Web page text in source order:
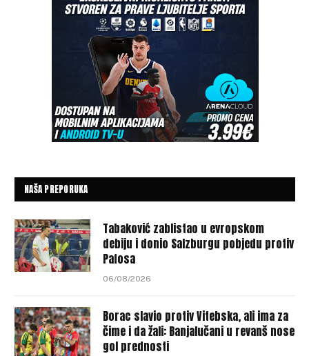
NAŠA PREPORUKA
Tabaković zablistao u evropskom
debiju i donio Salzburgu pobjedu protiv
Pafosa
06/08/2026
Borac slavio protiv Vitebska, ali ima za
čime i da žali: Banjalučani u revanš nose
gol prednosti